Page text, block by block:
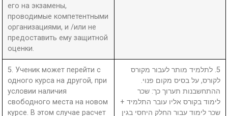
его на экзамены,
проводимые компетентными
организациями, и /или не
предоставить ему защитной
оценки.
5. Ученик может перейти с
одного курса на другой, при
условии наличия
свободного места на новом
курсе. В этом случае расчет
5. לתלמיד מותר לעבור מקורס
לקורס, על בסיס מקום פנוי.
ההתחשבנות תערוך כך: שכר
לימוד בקורס אליו עובר התלמיד +
שכר לימוד עבור החלק היחסי בגין